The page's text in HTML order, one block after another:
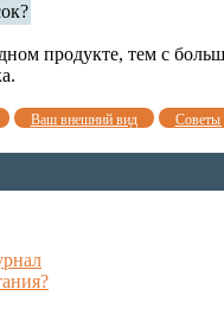
продукте, тем с
Ваш внешний вид Советы